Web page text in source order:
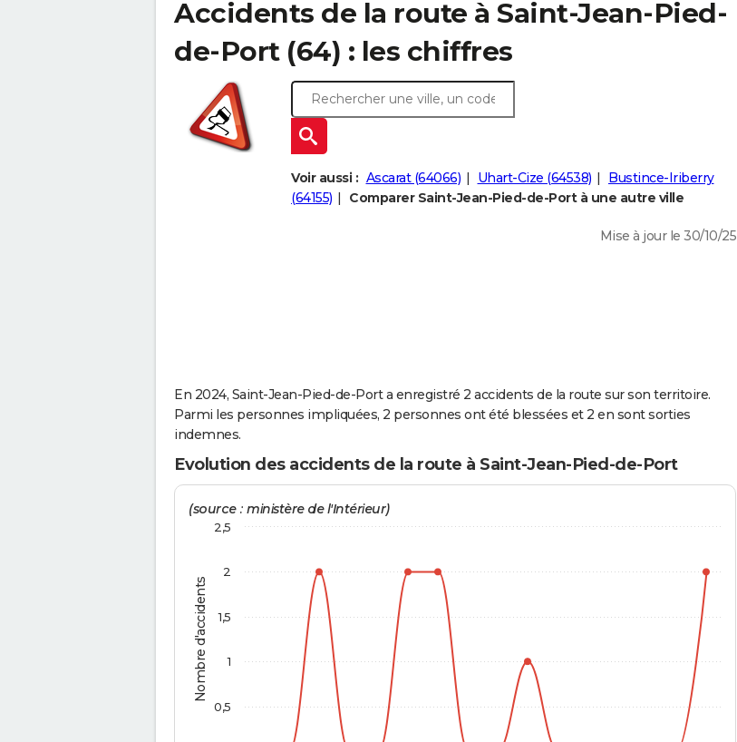
Accidents de la route à Saint-Jean-Pied-
de-Port (64) : les chiffres
Voir aussi : Ascarat (64066) Uhart-Cize (64538)
Bustince-Iriberry
(64155)
Comparer Saint-Jean-Pied-de-Port à une autre ville
Mise à jour le 30/10/25
En 2024, Saint-Jean-Pied-de-Port a enregistré 2 accidents de la route sur son territoire.
Parmi les personnes impliquées, 2 personnes ont été blessées et 2 en sont sorties
indemnes.
Evolution des accidents de la route à Saint-Jean-Pied-de-Port
Nombre d'accidents
(source : ministère de l'Intérieur)
0,5
1
1,5
2
2,5